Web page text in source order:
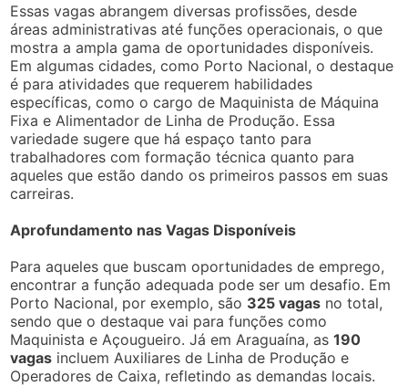
Essas vagas abrangem diversas profissões, desde
áreas administrativas até funções operacionais, o que
mostra a ampla gama de oportunidades disponíveis.
Em algumas cidades, como Porto Nacional, o destaque
é para atividades que requerem habilidades
específicas, como o cargo de Maquinista de Máquina
Fixa e Alimentador de Linha de Produção. Essa
variedade sugere que há espaço tanto para
trabalhadores com formação técnica quanto para
aqueles que estão dando os primeiros passos em suas
carreiras.
Aprofundamento nas Vagas Disponíveis
Para aqueles que buscam oportunidades de emprego,
encontrar a função adequada pode ser um desafio. Em
Porto Nacional, por exemplo, são 325 vagas no total,
sendo que o destaque vai para funções como
Maquinista e Açougueiro. Já em Araguaína, as190
vagas incluem Auxiliares de Linha de Produção e
Operadores de Caixa, refletindo as demandas locais.